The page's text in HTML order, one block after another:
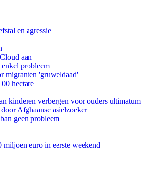
en agressie
aan
probleem
migranten 'gruweldaad'
hectare
kinderen verbergen voor ouders ultimatum
Afghaanse asielzoeker
geen probleem
euro in eerste weekend